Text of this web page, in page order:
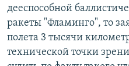
дееспособной
ракеты "Фламинго", то
полета 3 тысячи
технической точки